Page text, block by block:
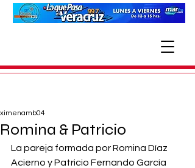
Romina & Patricio
ximenamb04
La pareja formada por Romina Díaz
Acierno y Patricio Fernando García